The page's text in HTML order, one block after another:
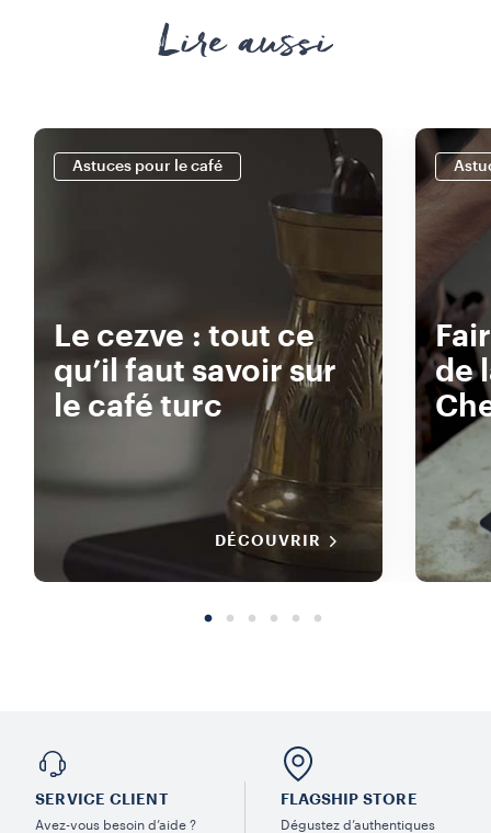
Lire aussi
Astuces pour le café
Le cezve : tout ce
qu’il faut savoir sur
le café turc
DÉCOUVRIR
de
SERVICE CLIENT
Avez-vous besoin d’aide ?
FLAGSHIP STORE
Dégustez d’authentiques